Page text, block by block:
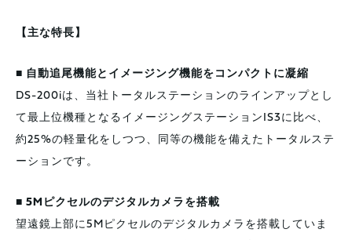
【主な特長】
■ 自動追尾機能とイメージング機能をコンパクトに凝縮
DS-200iは、当社トータルステーションのラインアップとし
て最上位機種となるイメージングステーションIS3に比べ、
約25%の軽量化をしつつ、同等の機能を備えたトータルステ
ーションです。
■ 5Mピクセルのデジタルカメラを搭載
望遠鏡上部に5Mピクセルのデジタルカメラを搭載していま